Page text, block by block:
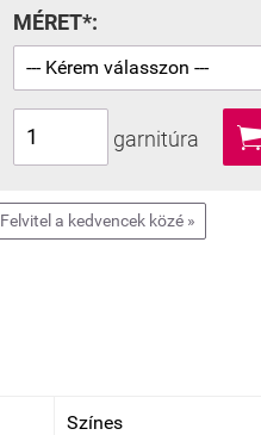
MÉRET*:
garnitúra 
Felvitel a kedvencek közé »
Színes